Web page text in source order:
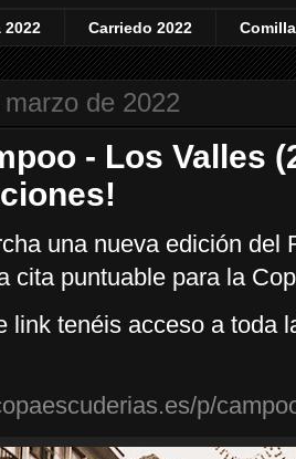
2022 Carriedo 2022
de 2022
- Los Valles
una nueva edición del
cita puntuable para la
link tenéis acceso a toda
p/